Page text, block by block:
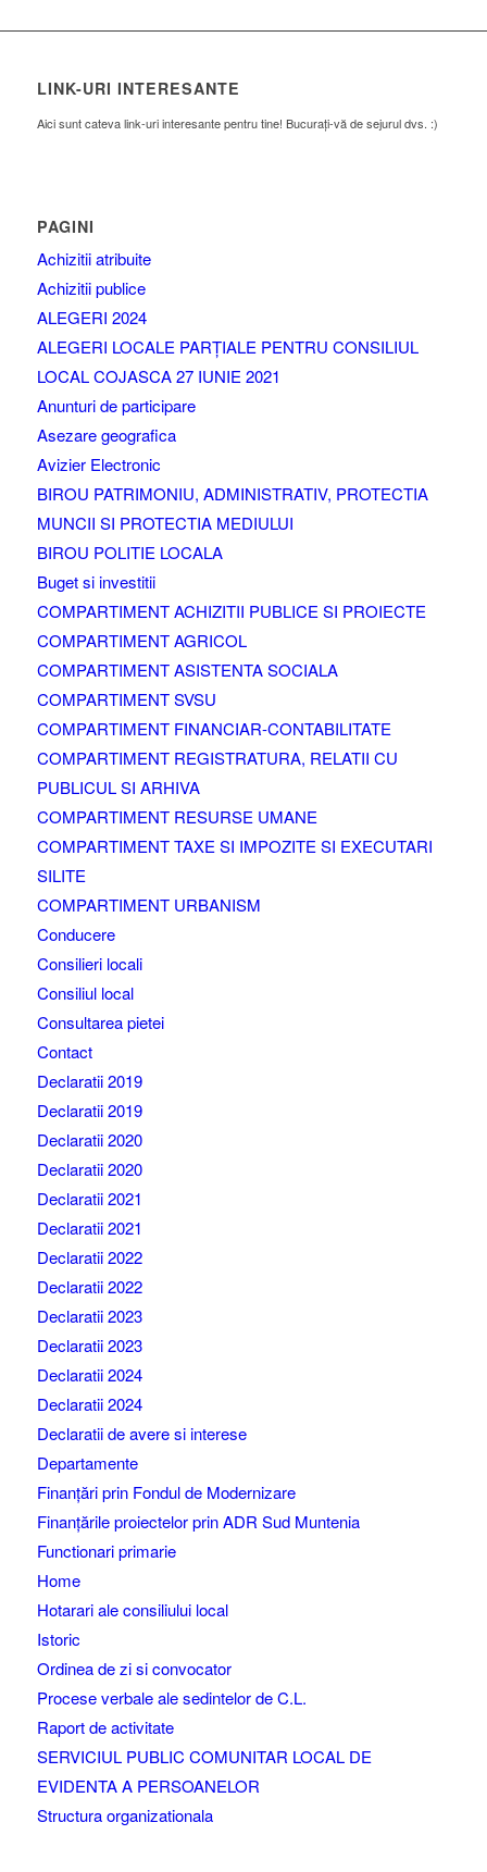
LINK-URI INTERESANTE
Aici sunt cateva link-uri interesante pentru tine! Bucurați-vă de sejurul dvs. :)
PAGINI
Achizitii atribuite
Achizitii publice
ALEGERI 2024
ALEGERI LOCALE PARȚIALE PENTRU CONSILIUL
LOCAL COJASCA 27 IUNIE 2021
Anunturi de participare
Asezare geografica
Avizier Electronic
BIROU PATRIMONIU, ADMINISTRATIV, PROTECTIA
MUNCII SI PROTECTIA MEDIULUI
BIROU POLITIE LOCALA
Buget si investitii
COMPARTIMENT ACHIZITII PUBLICE SI PROIECTE
COMPARTIMENT AGRICOL
COMPARTIMENT ASISTENTA SOCIALA
COMPARTIMENT SVSU
COMPARTIMENT FINANCIAR-CONTABILITATE
COMPARTIMENT REGISTRATURA, RELATII CU
PUBLICUL SI ARHIVA
COMPARTIMENT RESURSE UMANE
COMPARTIMENT TAXE SI IMPOZITE SI EXECUTARI
SILITE
COMPARTIMENT URBANISM
Conducere
Consilieri locali
Consiliul local
Consultarea pietei
Contact
Declaratii 2019
Declaratii 2019
Declaratii 2020
Declaratii 2020
Declaratii 2021
Declaratii 2021
Declaratii 2022
Declaratii 2022
Declaratii 2023
Declaratii 2023
Declaratii 2024
Declaratii 2024
Declaratii de avere si interese
Departamente
Finanțări prin Fondul de Modernizare
Finanțările proiectelor prin ADR Sud Muntenia
Functionari primarie
Home
Hotarari ale consiliului local
Istoric
Ordinea de zi si convocator
Procese verbale ale sedintelor de C.L.
Raport de activitate
SERVICIUL PUBLIC COMUNITAR LOCAL DE
EVIDENTA A PERSOANELOR
Structura organizationala